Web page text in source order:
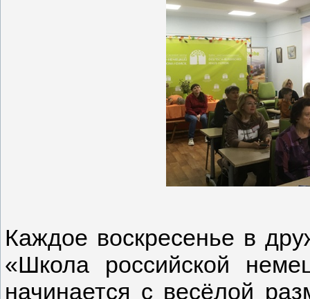
Каждое воскресенье в
«Школа российской
начинается с весёлой